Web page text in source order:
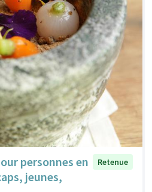
personnes en
jeunes,
Retenue